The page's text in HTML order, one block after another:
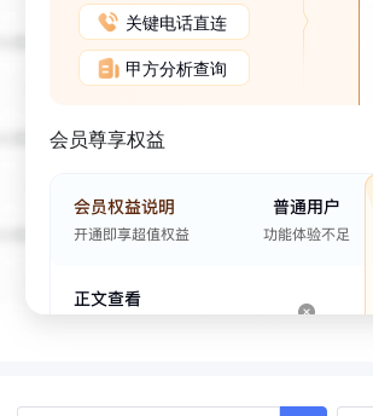
关键电话直连
甲方分析查询
会员尊享权益